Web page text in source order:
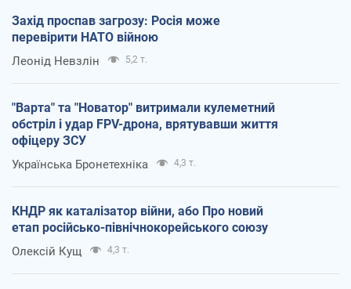
Захід проспав загрозу: Росія може
перевірити НАТО війною
Леонід Невзлін 5,2 т.
"Варта" та "Новатор" витримали кулеметний
обстріл і удар FPV-дрона, врятувавши життя
офіцеру ЗСУ
Українська Бронетехніка 4,3 т.
КНДР як каталізатор війни, або Про новий
етап російсько-північнокорейського союзу
Олексій Кущ 4,3 т.